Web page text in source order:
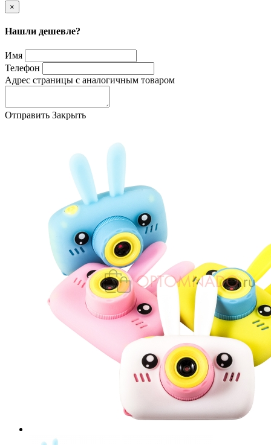
×
Нашли дешевле?
Имя
Телефон
Адрес страницы с аналогичным товаром
Отправить Закрыть